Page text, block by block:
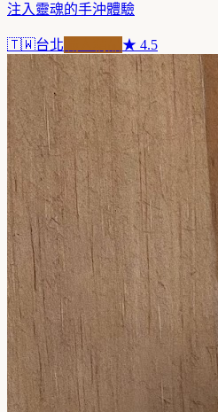
注入靈魂的手沖體驗
🇹🇼台北 ★ 4.5